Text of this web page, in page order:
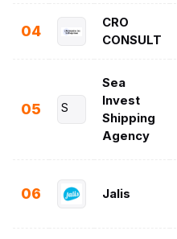
04
CRO
CONSULT
05 S
Sea
Invest
Shipping
Agency
06 Jalis